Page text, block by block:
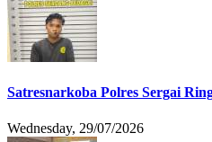
Satresnarkoba Polres Sergai
Wednesday, 29/07/2026